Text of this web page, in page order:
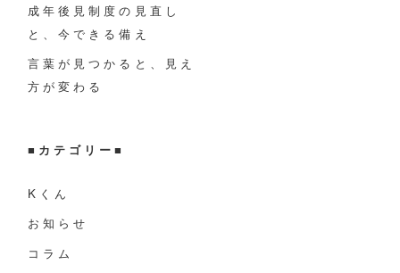
成年後見制度の見直し
と、今できる備え
言葉が見つかると、見え
方が変わる
■ カテゴリー■
Kくん
お知らせ
コラム